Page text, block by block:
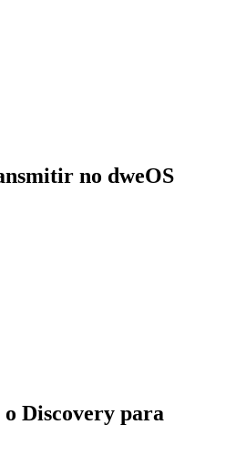
no dweOS
o Discovery para